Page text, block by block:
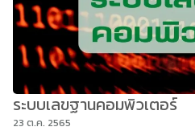
ระบบเลขฐานคอมพิวเตอร์
23 ต.ค. 2565